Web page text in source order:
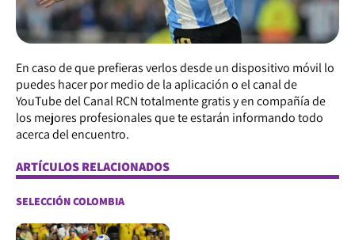
En caso de que prefieras verlos desde un dispositivo móvil lo
puedes hacer por medio de la aplicación o el canal de
YouTube del Canal RCN totalmente gratis y en compañía de
los mejores profesionales que te estarán informando todo
acerca del encuentro.
ARTÍCULOS RELACIONADOS
SELECCIÓN COLOMBIA